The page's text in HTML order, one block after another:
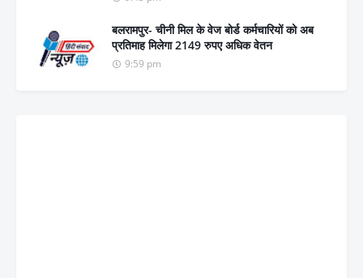
बलरामपुर- चीनी मिल के वेज बोर्ड कर्मचारियों को अब
प्रतिमाह मिलेगा 2149 रुपए अधिक वेतन
9:59 pm